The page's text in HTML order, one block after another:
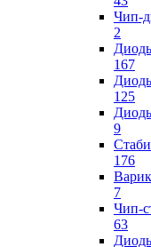
Чип-
2
167
125
9
176
7
Чип-
63